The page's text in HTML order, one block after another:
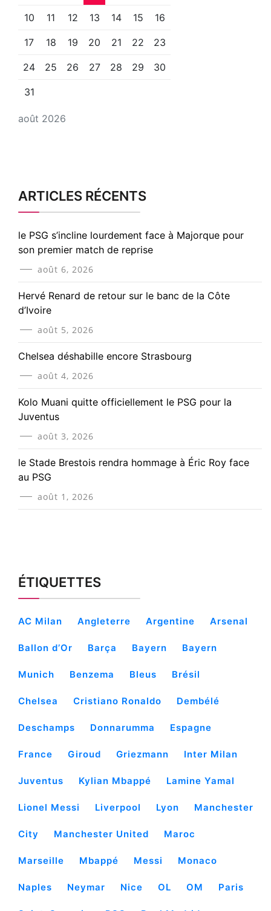
août 2026
10 11 12 13 14 15 16
17 18 19 20 21 22 23
24 25 26 27 28 29 30
31
ARTICLES RÉCENTS
le PSG s’incline lourdement face à Majorque pour
son premier match de reprise
août 6, 2026
Hervé Renard de retour sur le banc de la Côte
d’Ivoire
août 5, 2026
Chelsea déshabille encore Strasbourg
août 4, 2026
Kolo Muani quitte officiellement le PSG pour la
Juventus
août 3, 2026
le Stade Brestois rendra hommage à Éric Roy face
au PSG
août 1, 2026
ÉTIQUETTES
AC Milan Angleterre Argentine Arsenal
Ballon d’Or Barça Bayern Bayern
Munich Benzema Bleus Brésil
Chelsea Cristiano Ronaldo Dembélé
Deschamps Donnarumma Espagne
France Giroud Griezmann Inter Milan
Juventus Kylian Mbappé Lamine Yamal
Lionel Messi Liverpool Lyon Manchester
City Manchester United Maroc
Marseille Mbappé Messi Monaco
Naples Neymar Nice OL OM Paris